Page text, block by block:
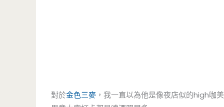
對於金色三麥 ，我一直以為他是像夜店似的high咖